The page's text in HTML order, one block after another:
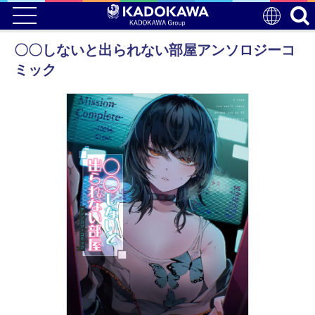
〇〇しないと出られない部屋アンソロジーコ
ミック